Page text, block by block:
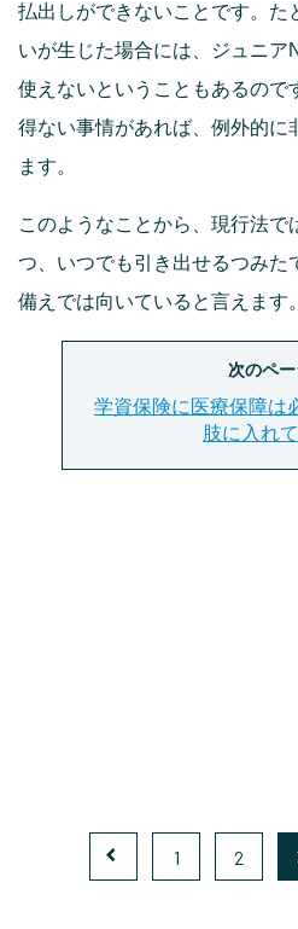
払出しができないことです。た
いが生じた場合には、ジュニア
使えないということもあるので
得ない事情があれば、例外的に
ます。
このようなことから、現行法
つ、いつでも引き出せるつみた
備えでは向いていると言えます。
次のペ
学資保険に医療保障は
肢に入れ
1 2